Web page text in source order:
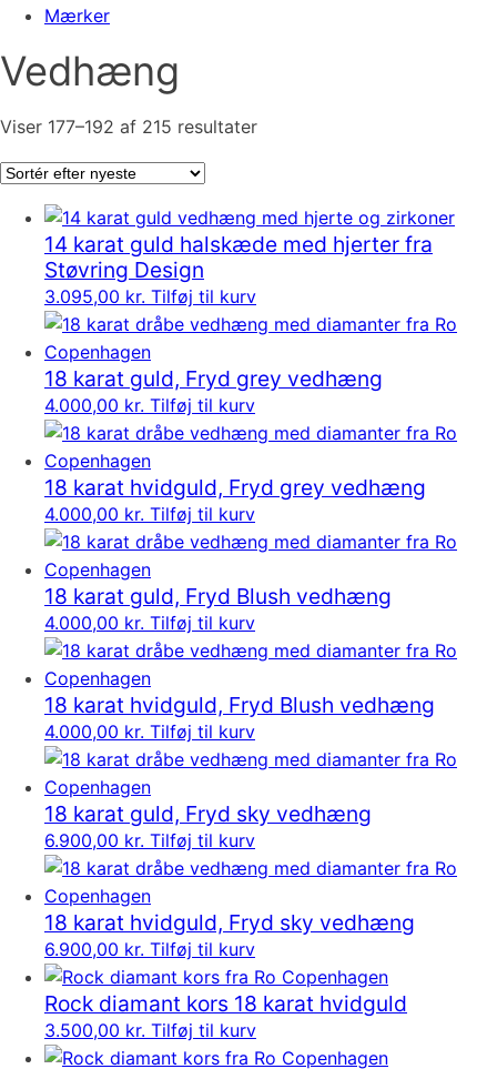
Mærker
Vedhæng
Viser 177–192 af 215 resultaterSorteret
14 karat guld halskæde med hjerter fra
Støvring Design
3.095,00 kr. Tilføj til kurv
18 karat guld, Fryd grey vedhæng
4.000,00 kr. Tilføj til kurv
18 karat hvidguld, Fryd grey vedhæng
4.000,00 kr. Tilføj til kurv
18 karat guld, Fryd Blush vedhæng
4.000,00 kr. Tilføj til kurv
18 karat hvidguld, Fryd Blush vedhæng
4.000,00 kr. Tilføj til kurv
18 karat guld, Fryd sky vedhæng
6.900,00 kr. Tilføj til kurv
18 karat hvidguld, Fryd sky vedhæng
6.900,00 kr. Tilføj til kurv
Rock diamant kors 18 karat hvidguld
3.500,00 kr. Tilføj til kurv